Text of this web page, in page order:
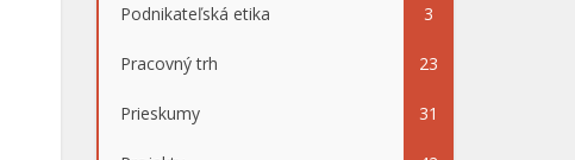
Podnikateľská etika 3
Pracovný trh 23
Prieskumy 31